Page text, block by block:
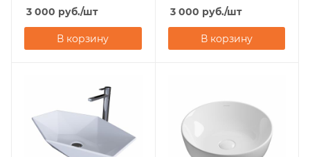
3 000 руб./шт
В корзину
3 000 руб./шт
В корзину